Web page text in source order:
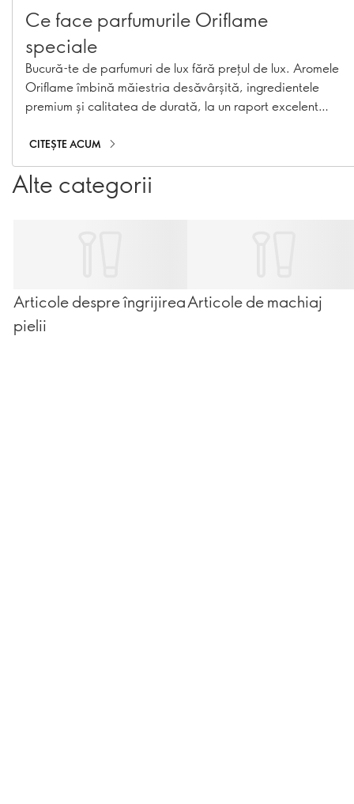
Ce face parfumurile Oriflame
speciale
Bucură-te de parfumuri de lux fără prețul de lux. Aromele
Oriflame îmbină măiestria desăvârșită, ingredientele
premium și calitatea de durată, la un raport excelent
CITEȘTE ACUM
Alte categorii
Articole despre îngrijirea
pielii
Articole de machiaj